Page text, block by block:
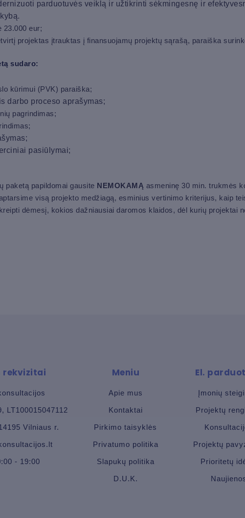
parduotuvės veiklą ir užtikrinti sėkmingesnę ir
.
23.000 eur;
projektas įtrauktas į finansuojamų projektų sąrašą, paraiška
sudaro:
kūrimui (PVK) paraiška;
darbo proceso aprašymas;
pagrindimas;
pasiūlymai;
paketą papildomai gausite NEMOKAMĄ asmeninę 30 min. trukmės
visą projekto medžiagą, esminius vertinimo kriterijus, kaip
dėmesį, kokios dažniausiai daromos klaidos, dėl kurių projektai
rekvizitai
LT100015047112
Vilniaus r.
- 19:00
Meniu
Apie mus
Kontaktai
Pirkimo taisyklės
Privatumo politika
Slapukų politika
D.U.K.
El.
Įmonių
Projektų
Projektų
Prioritetų